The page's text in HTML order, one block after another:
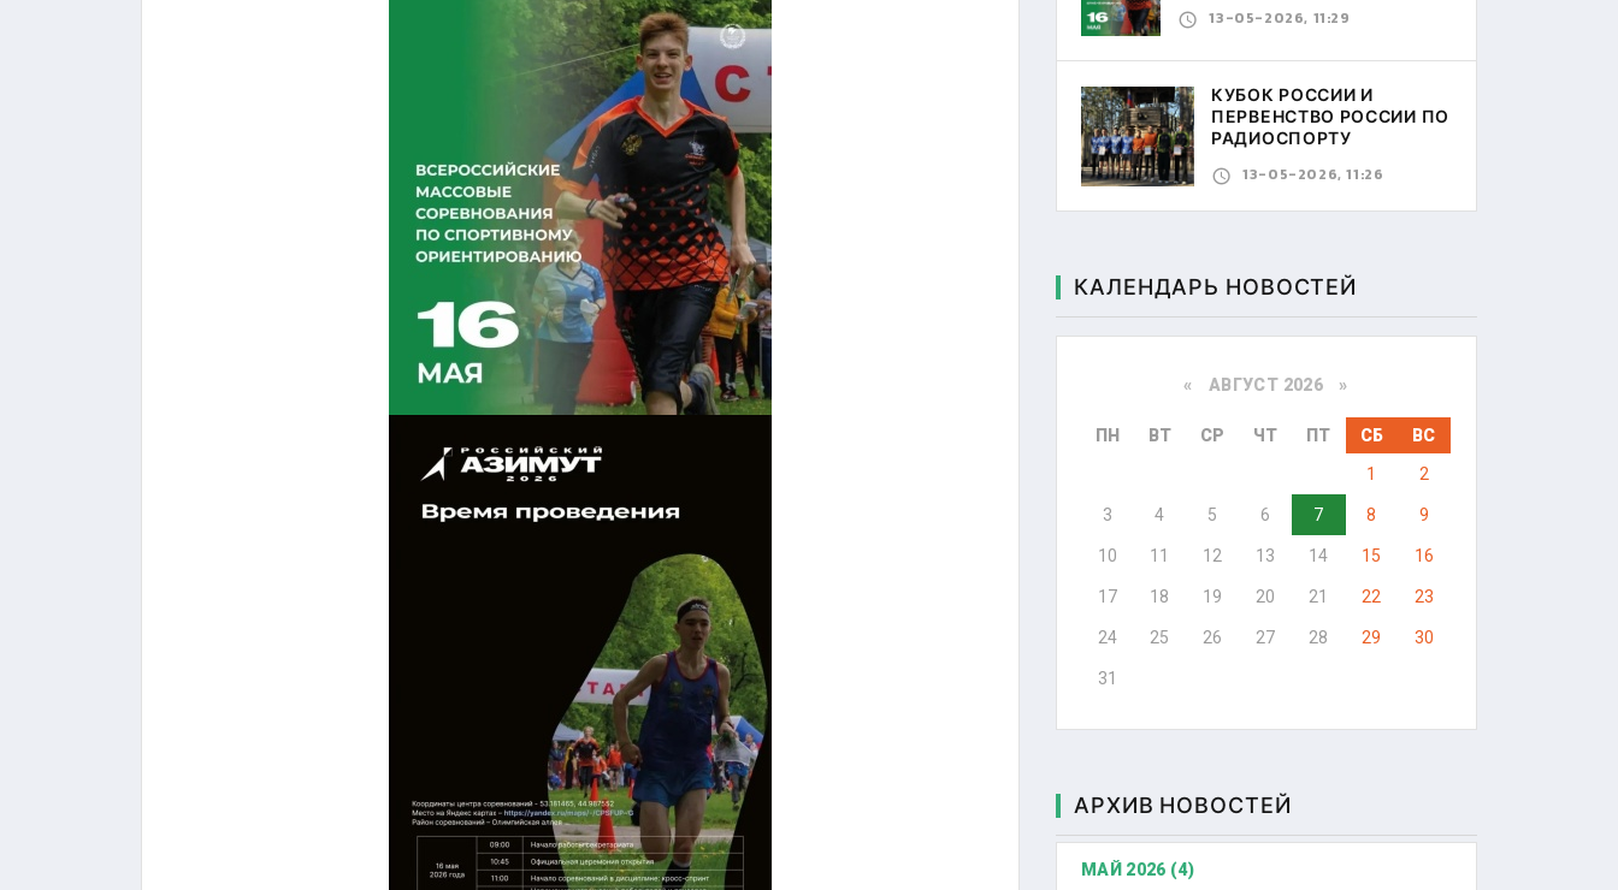
13-05-2026, 11:29
КУБОК РОССИИ И
ПЕРВЕНСТВО РОССИИ ПО
РАДИОСПОРТУ
13-05-2026, 11:26
КАЛЕНДАРЬ НОВОСТЕЙ
« АВГУСТ 2026 »
ПН ВТ СР ЧТ ПТ СБ
ВС
1
2
3 4 5 6 7 8 9
10 11 12 13 14 15 16
17 18 19 20 21 22 23
24 25 26 27 28 29 30
31
АРХИВ НОВОСТЕЙ
МАЙ 2026 (4)